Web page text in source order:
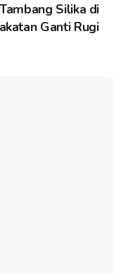
Silika di
Ganti Rugi